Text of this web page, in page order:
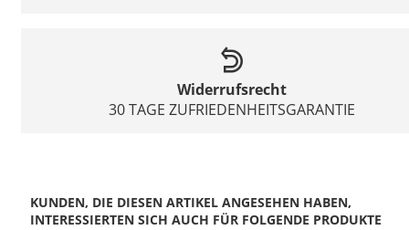
Widerrufsrecht
30 TAGE ZUFRIEDENHEITSGARANTIE
KUNDEN, DIE DIESEN ARTIKEL ANGESEHEN HABEN,
INTERESSIERTEN SICH AUCH FÜR FOLGENDE PRODUKTE